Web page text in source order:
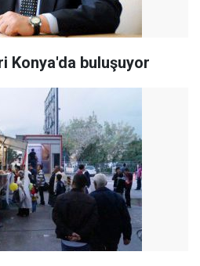
Konya'da buluşuyor